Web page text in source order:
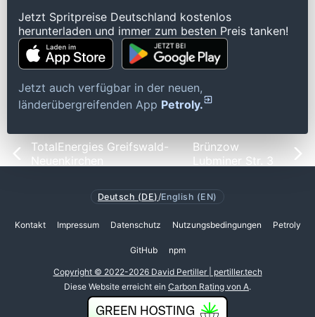
Jetzt Spritpreise Deutschland kostenlos
herunterladen und immer zum besten Preis tanken!
Jetzt auch verfügbar in der neuen,
länderübergreifenden App Petroly.
TotalEnergies Greifswald-
Neuenkirchen
Brünzow
Lubminer Str. 3
Deutsch (DE) /English (EN)
Kontakt Impressum Datenschutz Nutzungsbedingungen Petroly
GitHub npm
Copyright © 2022-2026 David Pertiller | pertiller.tech
Diese Website erreicht ein Carbon Rating von A.